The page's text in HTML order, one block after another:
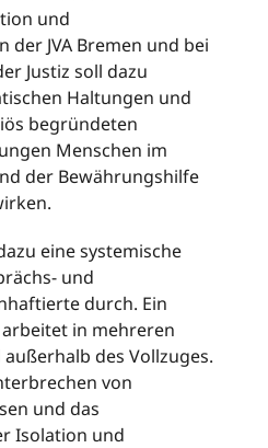
und
JVA Bremen und bei
Justiz soll dazu
Haltungen und
begründeten
Menschen im
der Bewährungshilfe
eine systemische
und
durch. Ein
in mehreren
des Vollzuges.
von
und das
Isolation und